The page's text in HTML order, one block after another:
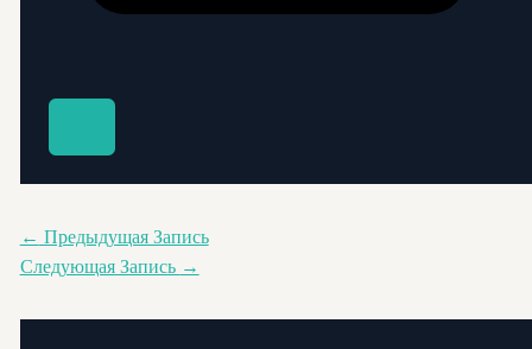
← Предыдущая Запись
Следующая Запись →